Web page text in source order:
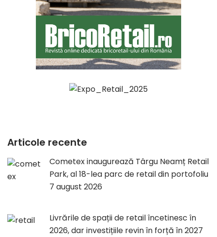
Articole recente
Cometex inaugurează Târgu Neamț Retail
Park, al 18-lea parc de retail din portofoliu
7 august 2026
Livrările de spații de retail încetinesc în
2026, dar investițiile revin în forță în 2027